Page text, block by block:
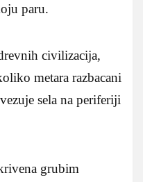
paru.
civilizacija,
metara razbacani
sela na periferiji
grubim